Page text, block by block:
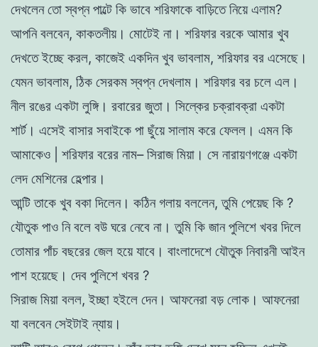
দেখলেন তাে স্বপ্ন পাল্টে কি ভাবে শরিফাকে বাড়িতে নিয়ে এলাম?
আপনি বলবেন, কাকতলীয়। মােটেই না। শরিফার বরকে আমার খুব
দেখতে ইচ্ছে করল, কাজেই একদিন খুব ভাবলাম, শরিফার বর এসেছে।
যেমন ভাবলাম, ঠিক সেরকমস্বপ্ন দেখলাম। শরিফার বর চলে এল।
নীল রঙের একটা লুঙ্গি। রবারের জুতা। সিল্কের চক্রাবক্রা একটা
শার্ট। এসেই বাসার সবাইকে পা ছুঁয়ে সালাম করে ফেলল। এমন কি
আমাকেও | শরিফার বরের নাম– সিরাজ মিয়া। সে নারায়ণগঞ্জে একটা
লেদ মেশিনের হেল্পার।
আন্টি তাকে খুব বকা দিলেন। কঠিন গলায় বললেন, তুমি পেয়েছ কি ?
যৌতুক পাও নি বলে বউ ঘরে নেবে না। তুমি কি জান পুলিশে খবর দিলে
তােমার পাঁচ বছরের জেল হয়ে যাবে। বাংলাদেশে যৌতুক নিবারনী আইন
পাশ হয়েছে। দেব পুলিশে খবর ?
সিরাজ মিয়া বলল, ইচ্ছা হইলে দেন। আফনেরা বড় লােক। আফনেরা
যা বলবেন সেইটাই ন্যায়।